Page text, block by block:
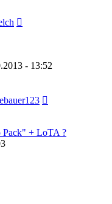
- 13:52
Pack" + LoTA ?